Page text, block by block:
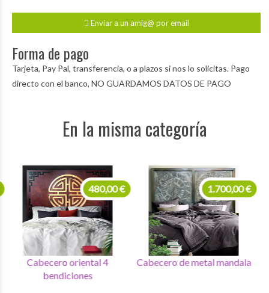
Enviar a un amig@ por email
Forma de pago
Tarjeta, Pay Pal, transferencia, o a plazos si nos lo solicitas. Pago
directo con el banco, NO GUARDAMOS DATOS DE PAGO
En la misma categoría
Cabecero oriental 4
bendiciones
480,00 €
Cabecero de metal mandala
1.700,00 €